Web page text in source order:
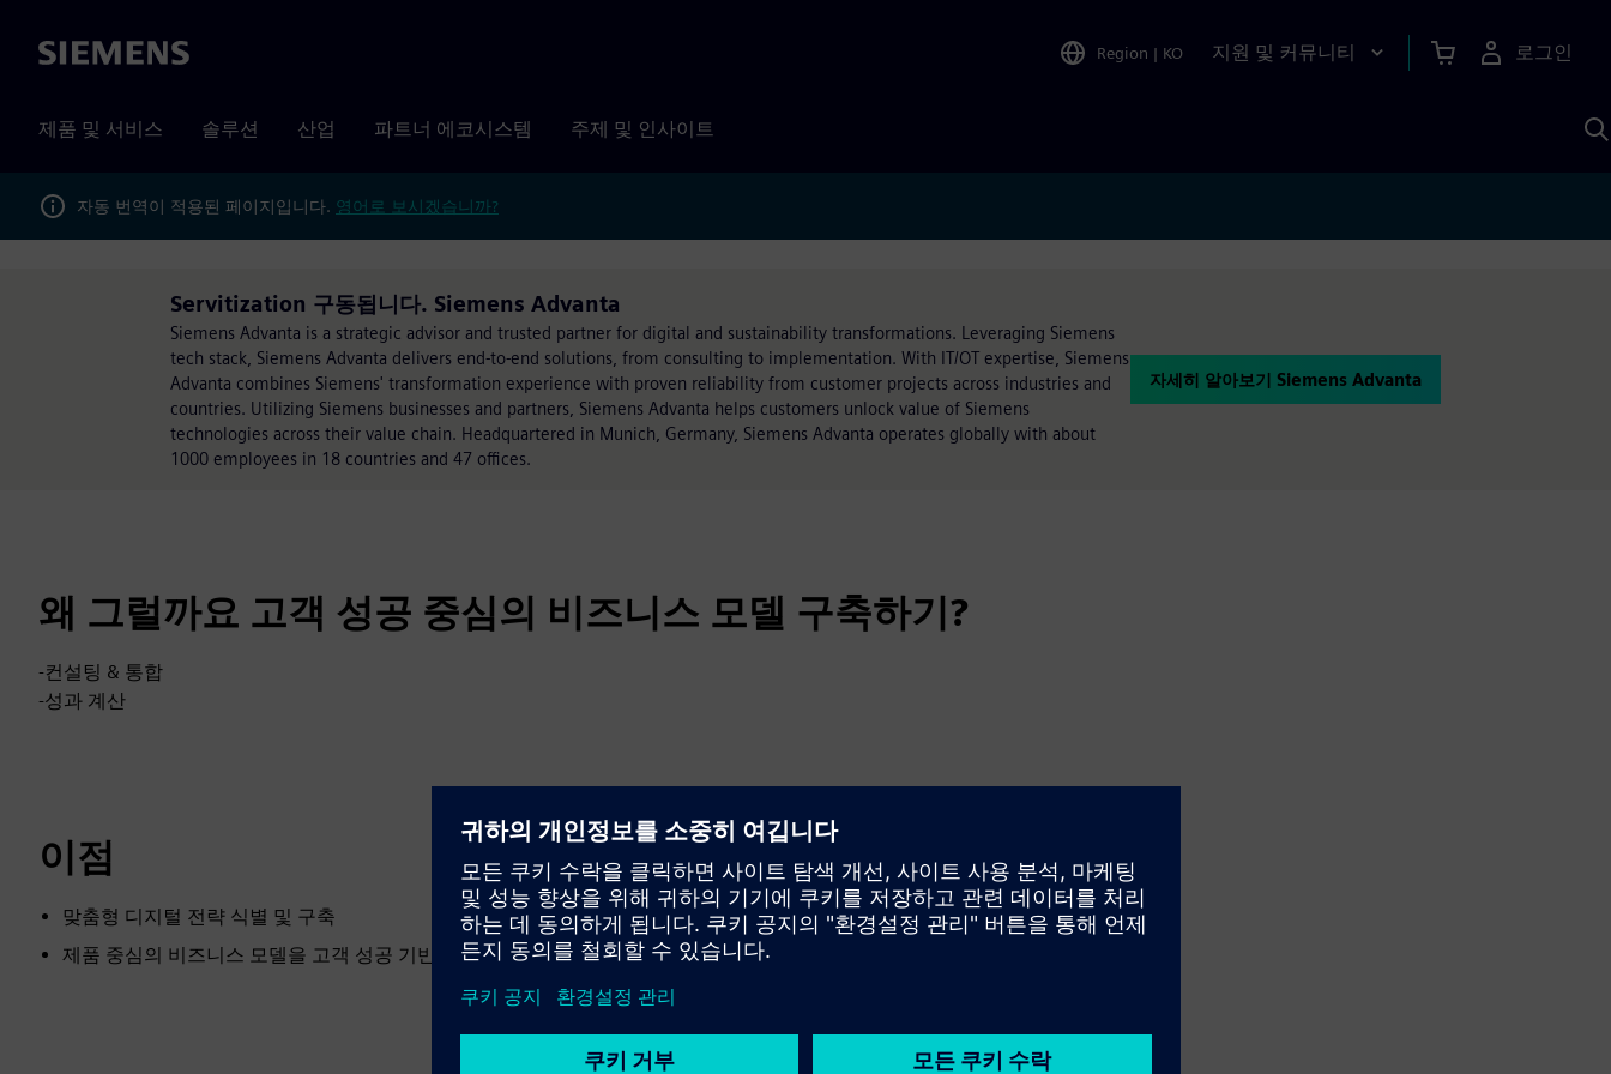
Siemens Region | KO 지원 및 커뮤니티 로그인
제품 및 서비스 솔루션 산업 파트너 에코시스템 주제 및 인사이트
자동 번역이 적용된 페이지입니다. 영어로 보시겠습니까?
Servitization 구동됩니다. Siemens Advanta
Siemens Advanta is a strategic advisor and trusted partner for digital and sustainability transformations. Leveraging Siemens
tech stack, Siemens Advanta delivers end-to-end solutions, from consulting to implementation. With IT/OT expertise, Siemens
Advanta combines Siemens' transformation experience with proven reliability from customer projects across industries and
countries. Utilizing Siemens businesses and partners, Siemens Advanta helps customers unlock value of Siemens
technologies across their value chain. Headquartered in Munich, Germany, Siemens Advanta operates globally with about
1000 employees in 18 countries and 47 offices.
자세히 알아보기 Siemens Advanta
왜 그럴까요 고객 성공 중심의 비즈니스 모델 구축하기?
-컨설팅 & 통합
-성과 계산
이점
맞춤형 디지털 전략 식별 및 구축
제품 중심의 비즈니스 모델을 고객 성공 기반 모델로 전환하세요.